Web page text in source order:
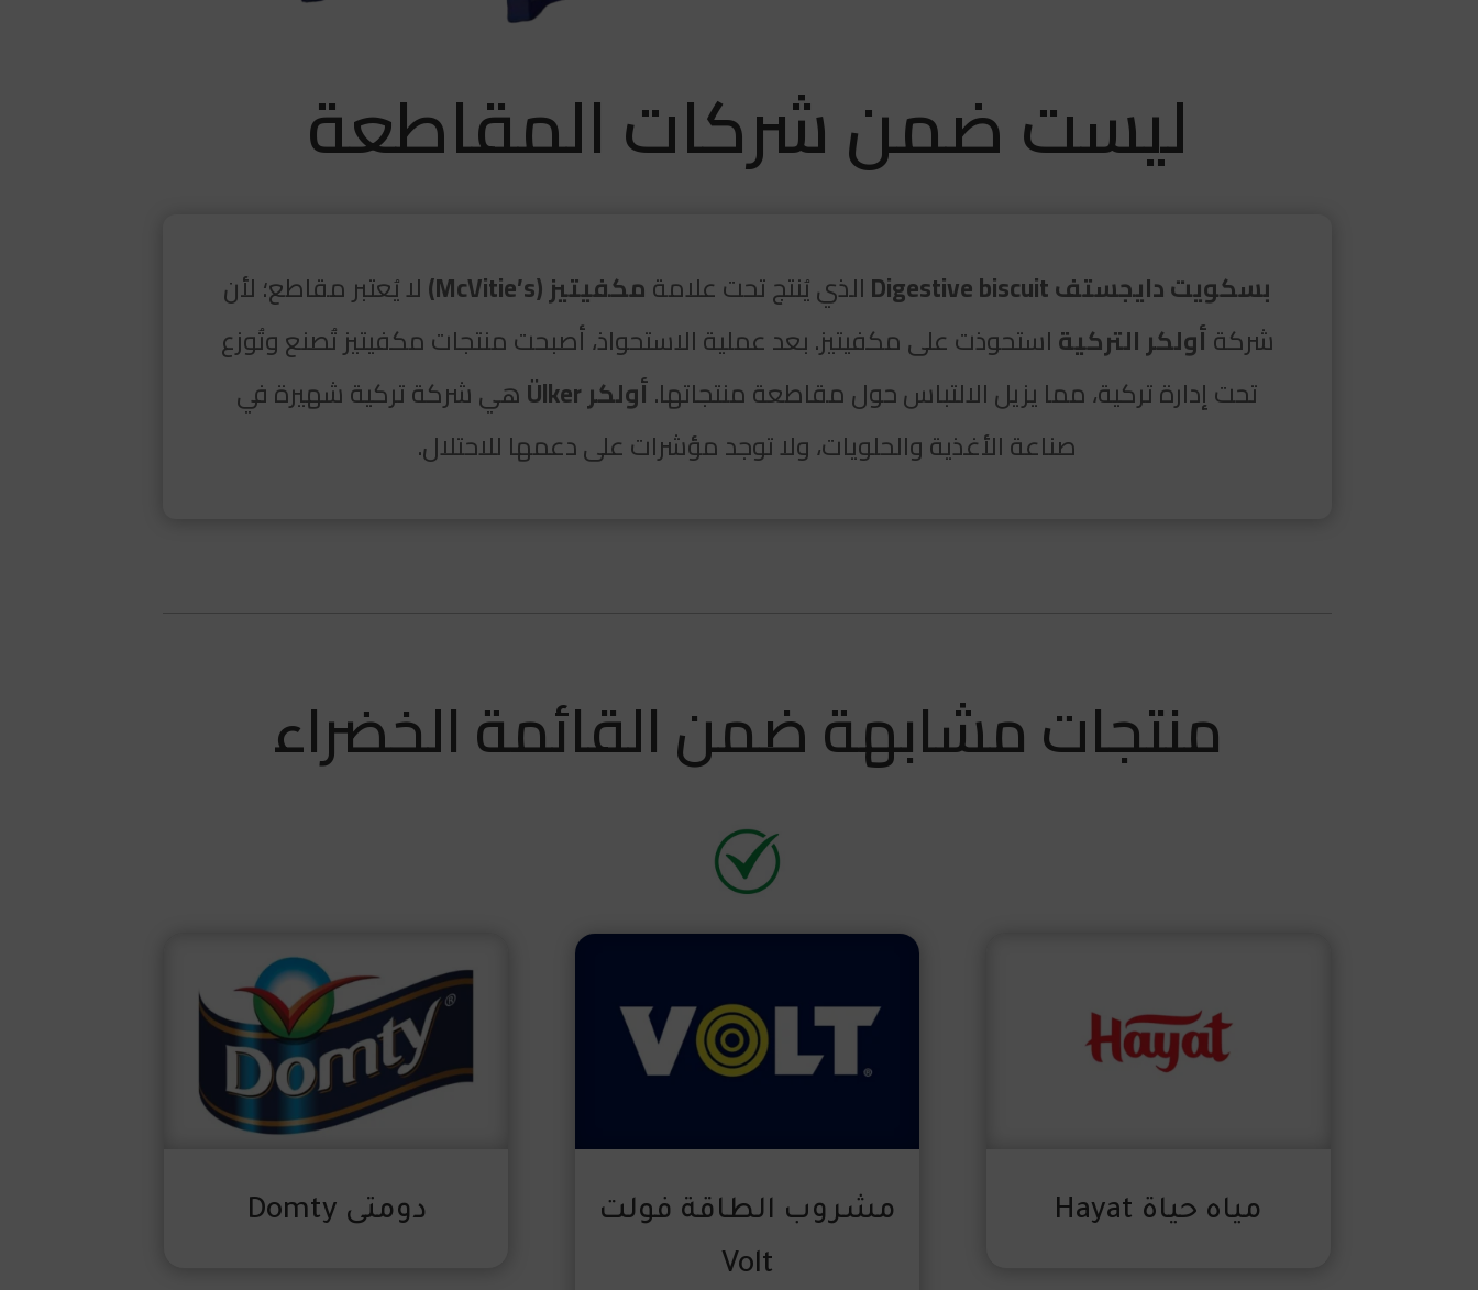
ليست ضمن شركات المقاطعة
بسكويت دايجستف Digestive biscuit الذي يُنتج تحت علامةمكفيتيز (McVitie’s)
لا يُعتبر مقاطع؛ لأن
شركةأولكر التركيةاستحوذت على مكفيتيز. بعد عملية الاستحواذ، أصبحت منتجات مكفيتيز تُصنع وتُوزع
تحت إدارة تركية، مما يزيل الالتباس حول مقاطعة منتجاتها.أولكر Ülker
هي شركة تركية شهيرة في
صناعة الأغذية والحلويات، ولا توجد مؤشرات على دعمها للاحتلال.
منتجات مشابهة ضمن القائمة الخضراء
مياه حياة ‎Hayat
مشروب الطاقة فولت
Volt
دومتى Domty